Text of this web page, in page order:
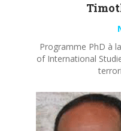
Programme PhD à
of International